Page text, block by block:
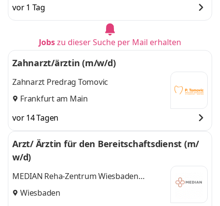
vor 1 Tag
Jobszu dieser Suche per Mail erhalten
Zahnarzt/ärztin (m/w/d)
Zahnarzt Predrag Tomovic
Frankfurt am Main
vor 14 Tagen
Arzt/ Ärztin für den Bereitschaftsdienst (m/
w/d)
MEDIAN Reha-Zentrum Wiesbaden
Sonnenberg
Wiesbaden